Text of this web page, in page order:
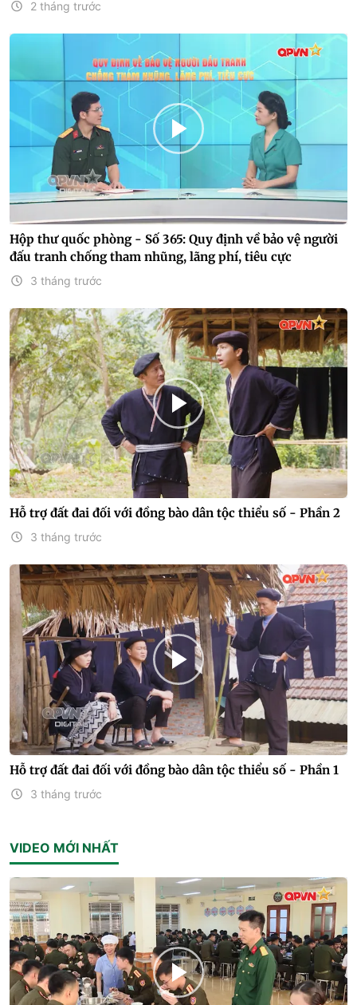
2 tháng trước
Hộp thư quốc phòng - Số 365: Quy định về bảo vệ người
đấu tranh chống tham nhũng, lãng phí, tiêu cực
3 tháng trước
Hỗ trợ đất đai đối với đồng bào dân tộc thiểu số - Phần 2
3 tháng trước
Hỗ trợ đất đai đối với đồng bào dân tộc thiểu số - Phần 1
3 tháng trước
VIDEO MỚI NHẤT